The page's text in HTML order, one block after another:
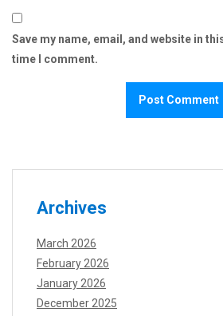
Save my name, email, and website in
time I comment.
Archives
March 2026
February 2026
January 2026
December 2025